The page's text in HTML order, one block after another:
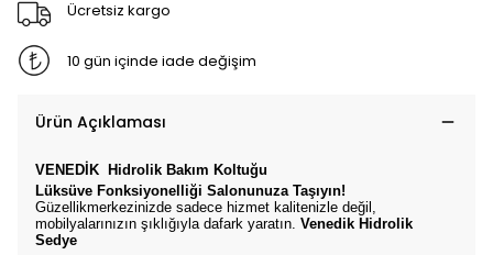
Ücretsiz kargo
10 gün içinde iade değişim
Ürün Açıklaması
VENEDİK Hidrolik Bakım Koltuğu
Lüksüve Fonksiyonelliği Salonunuza Taşıyın!
Güzellikmerkezinizde sadece hizmet kalitenizle değil,
mobilyalarınızın şıklığıyla dafark yaratın. Venedik Hidrolik
Sedye